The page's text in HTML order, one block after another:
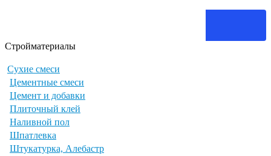
Стройматериалы
Сухие смеси
Цементные смеси
Цемент и добавки
Плиточный клей
Наливной пол
Шпатлевка
Штукатурка, Алебастр